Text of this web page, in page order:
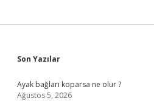
Sidebar
Son Yazılar
Ayak bağları koparsa ne olur ?
Ağustos 5, 2026